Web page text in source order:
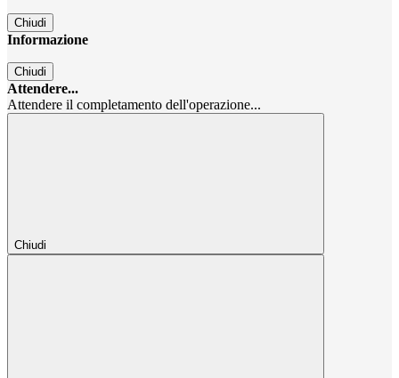
Chiudi
Informazione
Chiudi
Attendere...
Attendere il completamento dell'operazione...
Chiudi